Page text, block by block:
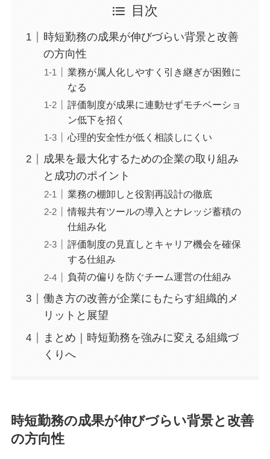
目次
時短勤務の成果が伸びづらい背景と改善
の方向性
業務が属人化しやすく引き継ぎが困難に
なる
評価制度が成果に連動せずモチベーショ
ン低下を招く
心理的安全性が低く相談しにくい
成果を最大化するための企業の取り組み
と成功のポイント
業務の棚卸しと役割再設計の徹底
情報共有ツールの導入とナレッジ蓄積の
仕組み化
評価制度の見直しとキャリア機会を確保
する仕組み
負荷の偏りを防ぐチーム運営の仕組み
働き方の改善が企業にもたらす組織的メ
リットと展望
まとめ｜時短勤務を強みに変える組織づ
くりへ
時短勤務の成果が伸びづらい背景と改善
の方向性